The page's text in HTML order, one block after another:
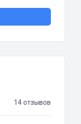
14 отзывов